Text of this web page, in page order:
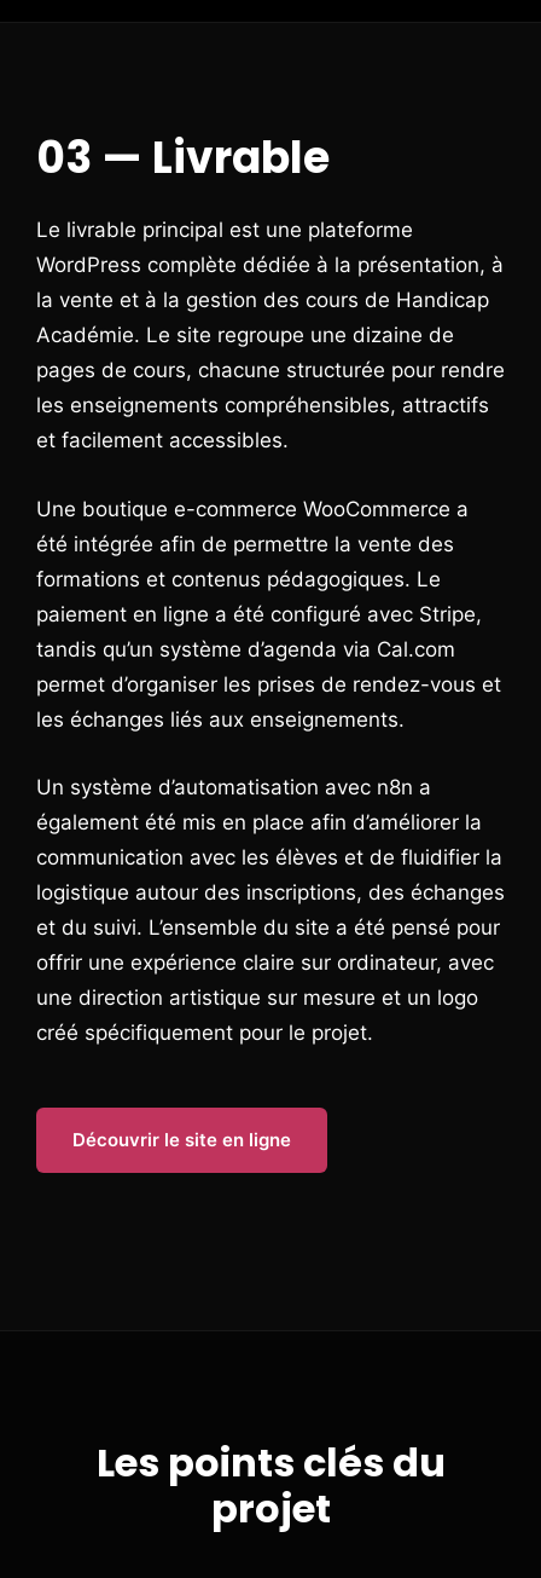
03 — Livrable
Le livrable principal est une plateforme
WordPress complète dédiée à la présentation, à
la vente et à la gestion des cours de Handicap
Académie. Le site regroupe une dizaine de
pages de cours, chacune structurée pour rendre
les enseignements compréhensibles, attractifs
et facilement accessibles.
Une boutique e-commerce WooCommerce a
été intégrée afin de permettre la vente des
formations et contenus pédagogiques. Le
paiement en ligne a été configuré avec Stripe,
tandis qu’un système d’agenda via Cal.com
permet d’organiser les prises de rendez-vous et
les échanges liés aux enseignements.
Un système d’automatisation avec n8n a
également été mis en place afin d’améliorer la
communication avec les élèves et de fluidifier la
logistique autour des inscriptions, des échanges
et du suivi. L’ensemble du site a été pensé pour
offrir une expérience claire sur ordinateur, avec
une direction artistique sur mesure et un logo
créé spécifiquement pour le projet.
Découvrir le site en ligne
Les points clés du
projet